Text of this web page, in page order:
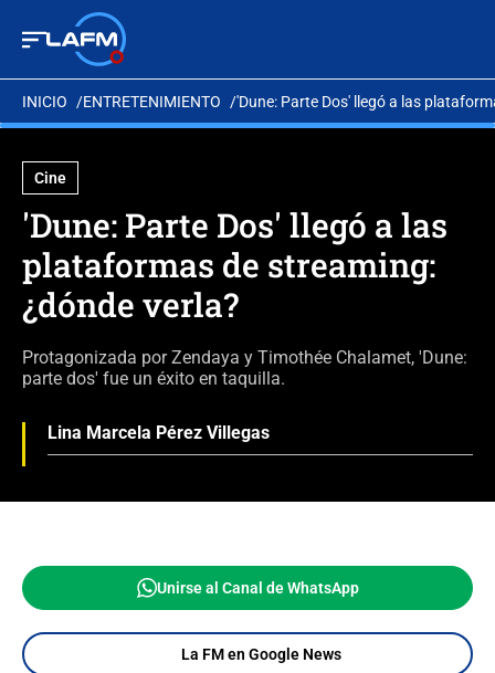
INICIO ENTRETENIMIENTO 'Dune: Parte Dos' llegó a las
Cine
'Dune: Parte Dos' llegó a las
plataformas de streaming:
¿dónde verla?
Protagonizada por Zendaya y Timothée Chalamet, 'Dune:
parte dos' fue un éxito en taquilla.
Lina Marcela Pérez Villegas
Unirse al Canal de WhatsApp
La FM en Google News